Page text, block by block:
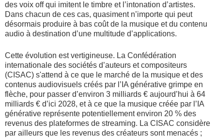
des voix off qui imitent le timbre et l’intonation d’artistes.
Dans chacun de ces cas, quasiment n’importe qui peut
désormais produire à bas coût de la musique et du contenu
audio à destination d’une multitude d’applications.
Cette évolution est vertigineuse. La Confédération
internationale des sociétés d’auteurs et compositeurs
(CISAC) s'attend à ce que le marché de la musique et des
contenus audiovisuels créés par l’IA générative grimpe en
flèche, pour passer d’environ 3 milliards € aujourd’hui à 64
milliards € d’ici 2028, et à ce que la musique créée par l’IA
générative représente potentiellement environ 20 % des
revenus des plateformes de streaming. La CISAC considère
par ailleurs que les revenus des créateurs sont menacés ;